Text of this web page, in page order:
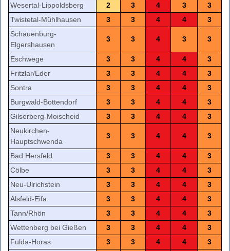
Wesertal-Lippoldsberg
2 3 4 3
3
Twistetal-Mühlhausen
3 3 4 4
3
Schauenburg-
Elgershausen
3 3 4 3 3
Eschwege 3 3 4 4
3
Fritzlar/Eder
3 3 4 4
3
Sontra
3 3 4 4
3
Burgwald-Bottendorf
3 3 4 4
3
Gilserberg-Moischeid
3 3 4 4
3
Neukirchen-
Hauptschwenda
3 3 4 4 3
Bad Hersfeld 3 3 4 4
3
Cölbe
3 3 4 4
3
Neu-Ulrichstein
3 3 4 4
3
Alsfeld-Eifa
3 3 4 4
3
Tann/Rhön
3 3 4 4
3
Wettenberg bei Gießen
3 3 4 4
3
Fulda-Horas
3 3 4 4
3